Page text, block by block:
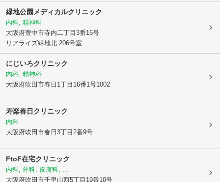
緑地公園メディカルクリニック
内科, 精神科
大阪府豊中市寺内二丁目3番15号
リアライズ緑地北 206号室
にじいろクリニック
内科, 精神科
大阪府吹田市春日1丁目16番1号1002
寿楽春日クリニック
内科
大阪府吹田市春日3丁目2番9号
FtoF在宅クリニック
内科, 外科, 皮膚科, ...
大阪府吹田市千里山西5丁目19番10号